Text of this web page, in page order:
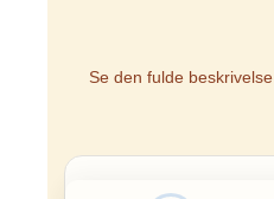
Se den fulde beskrivelse